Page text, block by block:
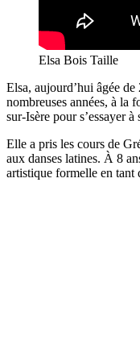
Elsa Bois Taille
Elsa, aujourd’hui âgée
nombreuses années, à la
sur-Isère pour s’essayer
Elle a pris les cours de
aux danses latines. À 8
artistique formelle en tant